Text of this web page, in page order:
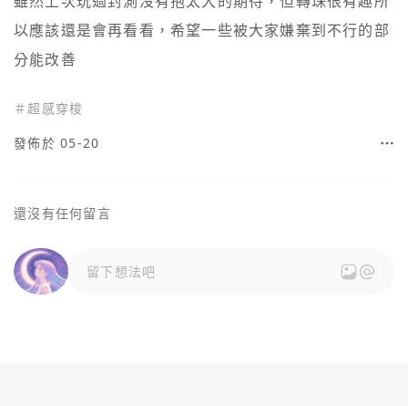
以應該還是會再看看，希望一些被大家嫌棄到不行的部
分能改善
＃超感穿梭
發佈於 05-20
還沒有任何留言
留下想法吧